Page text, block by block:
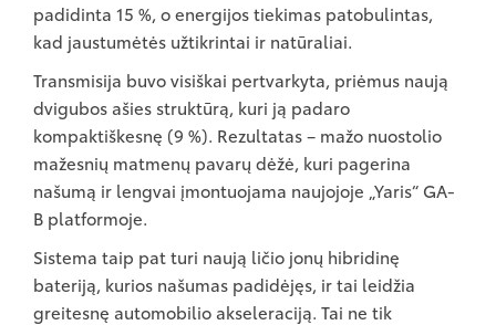
padidinta 15 %, o energijos tiekimas patobulintas,
kad jaustumėtės užtikrintai ir natūraliai.
Transmisija buvo visiškai pertvarkyta, priėmus naują
dvigubos ašies struktūrą, kuri ją padaro
kompaktiškesnę (9 %). Rezultatas – mažo nuostolio
mažesnių matmenų pavarų dėžė, kuri pagerina
našumą ir lengvai įmontuojama naujojoje „Yaris“ GA-
B platformoje.
Sistema taip pat turi naują ličio jonų hibridinę
bateriją, kurios našumas padidėjęs, ir tai leidžia
greitesnę automobilio akseleraciją. Tai ne tik